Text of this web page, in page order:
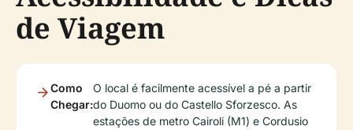
de Viagem
Como
Chegar:
O local é facilmente acessível a pé a partir
do Duomo ou do Castello Sforzesco. As
estações de metro Cairoli (M1) e Cordusio